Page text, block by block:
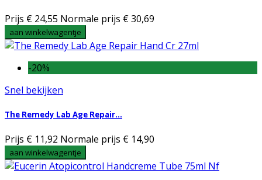
Prijs € 24,55 Normale prijs € 30,69
aan winkelwagentje
-20%
Snel bekijken
The Remedy Lab Age Repair...
Prijs € 11,92 Normale prijs € 14,90
aan winkelwagentje